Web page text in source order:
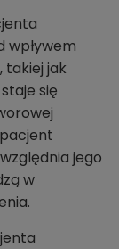
wpływem
takiej jak
się
jego
w